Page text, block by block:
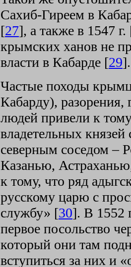
Сахиб-Гиреем в
[27], а также в 1547 г.
крымских ханов не
власти в Кабарде [29].
Частые походы
Кабарду), разорения,
людей привели к
владетельных князей
северным соседом –
Казанью,
к тому, что ряд
русскому царю с
службу» [30]. В 1552
первое посольство
который они там
вступиться за них и